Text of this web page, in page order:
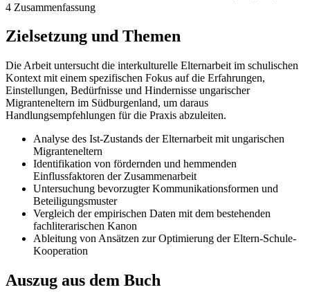
4 Zusammenfassung
Zielsetzung und Themen
Die Arbeit untersucht die interkulturelle Elternarbeit im schulischen
Kontext mit einem spezifischen Fokus auf die Erfahrungen,
Einstellungen, Bedürfnisse und Hindernisse ungarischer
Migranteneltern im Südburgenland, um daraus
Handlungsempfehlungen für die Praxis abzuleiten.
Analyse des Ist-Zustands der Elternarbeit mit ungarischen
Migranteneltern
Identifikation von fördernden und hemmenden
Einflussfaktoren der Zusammenarbeit
Untersuchung bevorzugter Kommunikationsformen und
Beteiligungsmuster
Vergleich der empirischen Daten mit dem bestehenden
fachliterarischen Kanon
Ableitung von Ansätzen zur Optimierung der Eltern-Schule-
Kooperation
Auszug aus dem Buch